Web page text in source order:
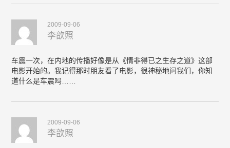
2009-09-06
李歆照
车震一次，在内地的传播好像是从《情非得已之生存之道》这部
电影开始的。我记得那时朋友看了电影，很神秘地问我们，你知
道什么是车震吗……
2009-09-06
李歆照